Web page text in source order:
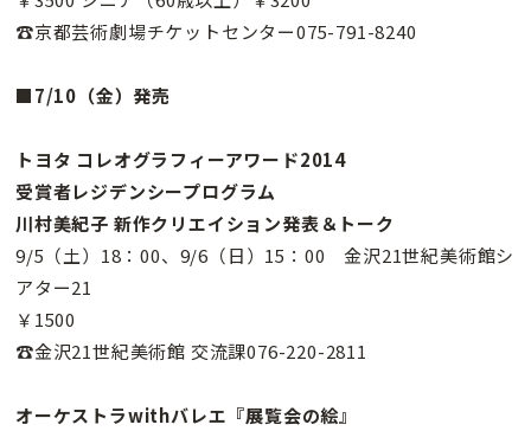
☎京都芸術劇場チケットセンター075-791-8240
■7/10（金）発売
トヨタ コレオグラフィーアワード2014
受賞者レジデンシープログラム
川村美紀子 新作クリエイション発表＆トーク
9/5（土）18：00、9/6（日）15：00 金沢21世紀美術館シ
アター21
￥1500
☎金沢21世紀美術館 交流課076-220-2811
オーケストラwithバレエ『展覧会の絵』